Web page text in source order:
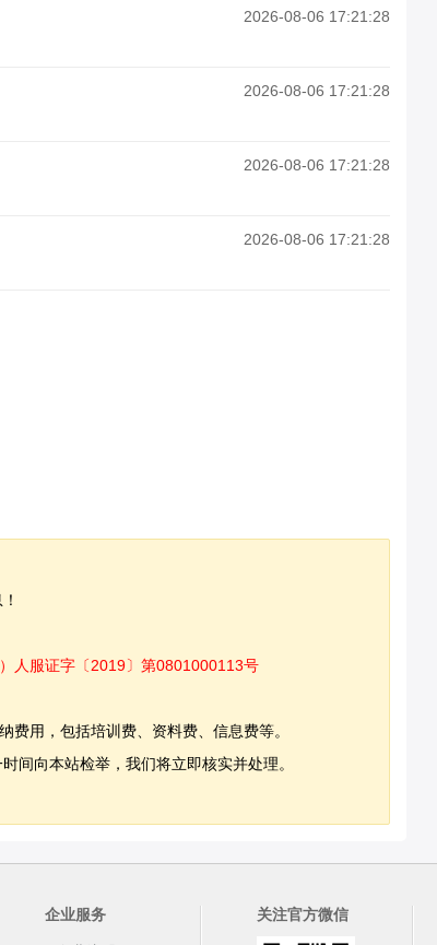
2026-08-06 17:21:28
2026-08-06 17:21:28
2026-08-06 17:21:28
2026-08-06 17:21:28
人服证字〔2019〕第0801000113号
用，包括培训费、资料费、信息费等。
间向本站检举，我们将立即核实并处理。
企业服务 关注官方微信